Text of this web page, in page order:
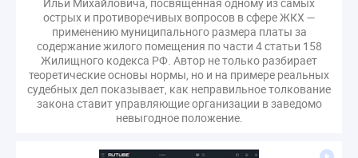
ЭкспертЖКХ
договор управления МКД
лицензия
операторы связи
проверки
управляющая компания
Интервью
УК
газовое оборудование
государственная дума
лифт
обращение
общее имущество
проверки ЖКХ
саморегулирование
управляющие организации
Альберт Короленко
острых и противоречивых вопросов в сфере ЖКХ —
применению муниципального размера платы за
содержание жилого помещения по части 4 статьи 158
Жилищного кодекса РФ. Автор не только разбирает
теоретические основы нормы, но и на примере реальных
судебных дел показывает, как неправильное толкование
закона ставит управляющие организации в заведомо
невыгодное положение.